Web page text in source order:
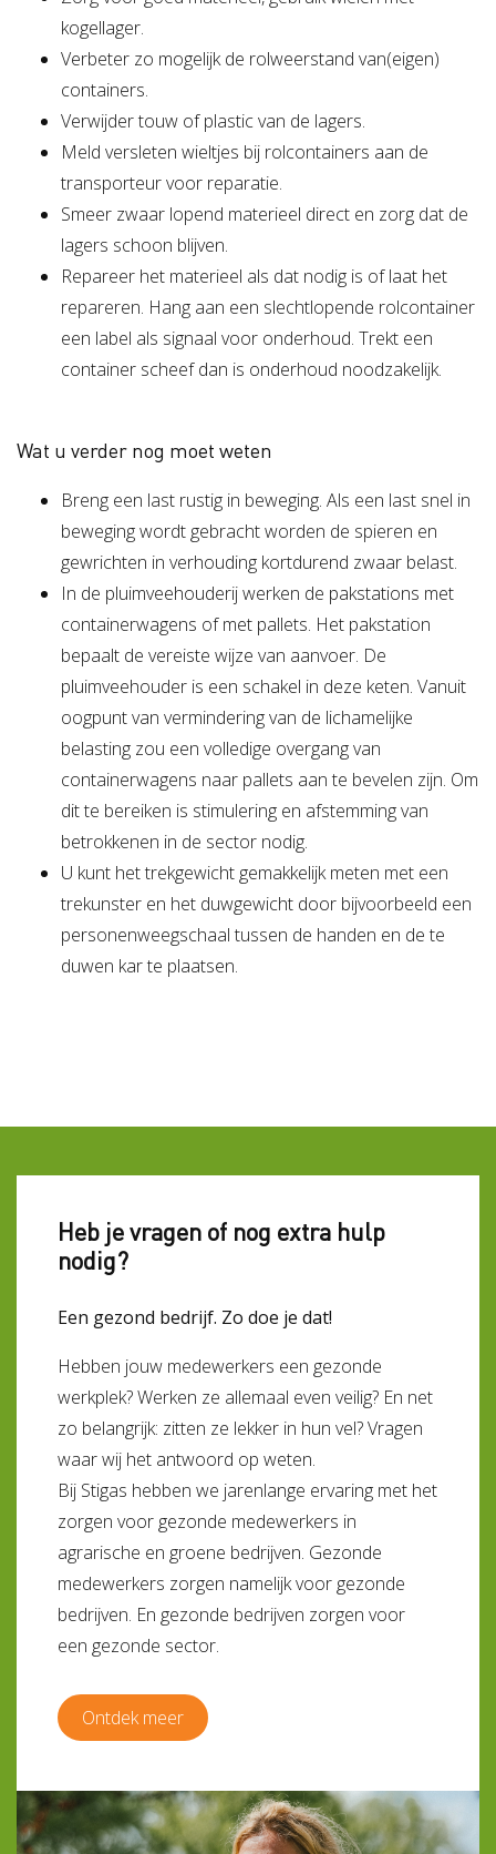
kogellager.
Verbeter zo mogelijk de rolweerstand van(eigen)
containers.
Verwijder touw of plastic van de lagers.
Meld versleten wieltjes bij rolcontainers aan de
transporteur voor reparatie.
Smeer zwaar lopend materieel direct en zorg dat de
lagers schoon blijven.
Repareer het materieel als dat nodig is of laat het
repareren. Hang aan een slechtlopende rolcontainer
een label als signaal voor onderhoud. Trekt een
container scheef dan is onderhoud noodzakelijk.
Wat u verder nog moet weten
Breng een last rustig in beweging. Als een last snel in
beweging wordt gebracht worden de spieren en
gewrichten in verhouding kortdurend zwaar belast.
In de pluimveehouderij werken de pakstations met
containerwagens of met pallets. Het pakstation
bepaalt de vereiste wijze van aanvoer. De
pluimveehouder is een schakel in deze keten. Vanuit
oogpunt van vermindering van de lichamelijke
belasting zou een volledige overgang van
containerwagens naar pallets aan te bevelen zijn. Om
dit te bereiken is stimulering en afstemming van
betrokkenen in de sector nodig.
U kunt het trekgewicht gemakkelijk meten met een
trekunster en het duwgewicht door bijvoorbeeld een
personenweegschaal tussen de handen en de te
duwen kar te plaatsen.
Heb je vragen of nog extra hulp
nodig?
Een gezond bedrijf. Zo doe je dat!
Hebben jouw medewerkers een gezonde
werkplek? Werken ze allemaal even veilig? En net
zo belangrijk: zitten ze lekker in hun vel? Vragen
waar wij het antwoord op weten.
Bij Stigas hebben we jarenlange ervaring met het
zorgen voor gezonde medewerkers in
agrarische en groene bedrijven. Gezonde
medewerkers zorgen namelijk voor gezonde
bedrijven. En gezonde bedrijven zorgen voor
een gezonde sector.
Ontdek meer